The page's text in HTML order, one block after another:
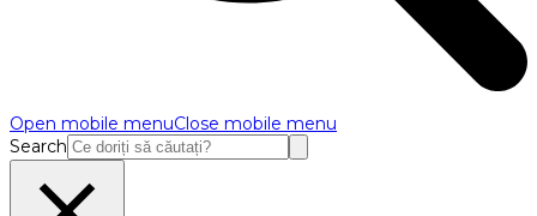
Open mobile menuClose mobile menu
Search